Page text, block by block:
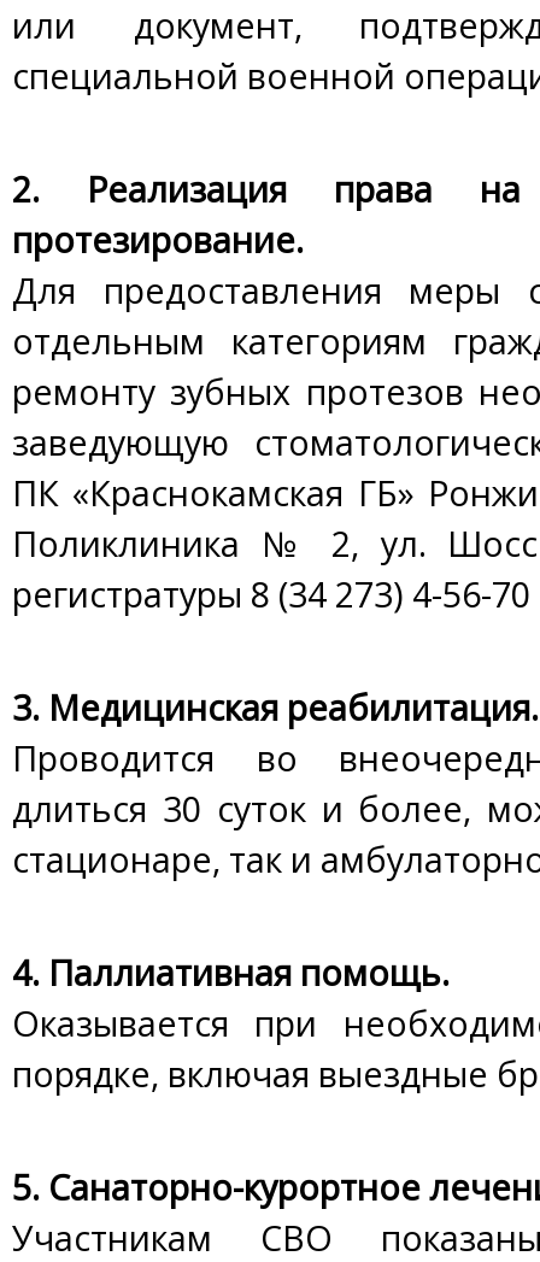
или документ,
специальной военной
2. Реализация права на
протезирование.
Для предоставления меры
отдельным категориям
ремонту зубных протезов
заведующую
ПК «Краснокамская ГБ»
Поликлиника № 2, ул.
регистратуры 8 (34 273) 4-56-70
3. Медицинская реабилитация.
Проводится во
длиться 30 суток и более,
стационаре, так и
4. Паллиативная помощь.
Оказывается при
порядке, включая выездные
5. Санаторно-курортное
Участникам СВО